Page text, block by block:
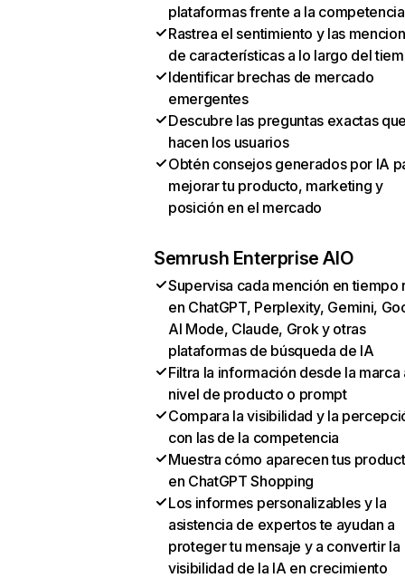
plataformas frente a la competencia
Rastrea el sentimiento y las
de características a lo largo del
Identificar brechas de mercado
emergentes
Descubre las preguntas exactas
hacen los usuarios
Obtén consejos generados por IA
mejorar tu producto, marketing y
posición en el mercado
Semrush Enterprise AIO
Supervisa cada mención en tiempo
en ChatGPT, Perplexity, Gemini,
AI Mode, Claude, Grok y otras
plataformas de búsqueda de IA
Filtra la información desde la marca
nivel de producto o prompt
Compara la visibilidad y la
con las de la competencia
Muestra cómo aparecen tus
en ChatGPT Shopping
Los informes personalizables y la
asistencia de expertos te ayudan a
proteger tu mensaje y a convertir la
visibilidad de la IA en crecimiento